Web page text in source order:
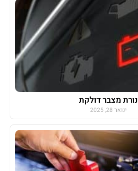
נורת מצבר דולקת
ינואר 28, 2025